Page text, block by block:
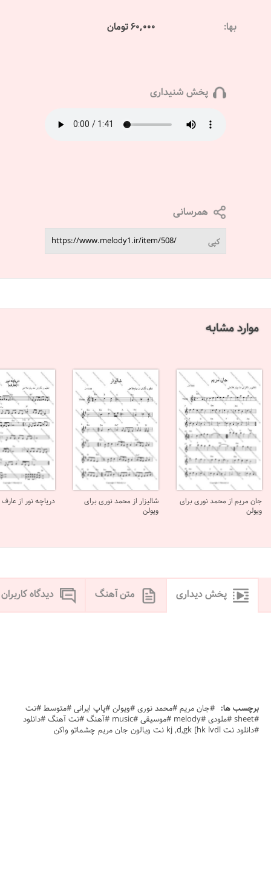
بها: 60,000 تومان
پخش شنیداری
همرسانی
کپی
موارد مشابه
جان مریم از محمد نوری برای
ویولن
شالیزار از محمد نوری برای
ویولن
دریاچه نور از
پخش دیداری متن آهنگ دیدگاه کاربران
برچسب ها: #جان مریم #محمد نوری #ویولن #پاپ ایرانی #متوسط #نت
#sheet #ملودی #melody #موسیقی #music #آهنگ #نت آهنگ #دانلود
#دانلود نت kj ,d,gk [hk lvdl نت ویالون جان مریم چشماتو واکن